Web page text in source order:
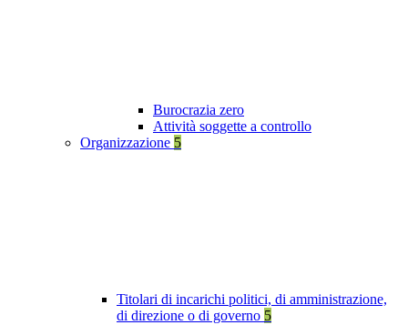
Burocrazia zero
Attività soggette a controllo
Organizzazione 5
Titolari di incarichi politici, di amministrazione,
di direzione o di governo 5